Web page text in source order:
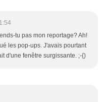
tu pas mon reportage? Ah!
les pop-ups. J'avais pourtant
d'une fenêtre surgissante. ;-{)